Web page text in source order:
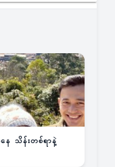
ေ သိန်းတစ်ရာနဲ့